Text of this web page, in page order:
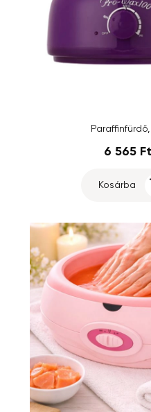
6 565 Ft
Kosárba